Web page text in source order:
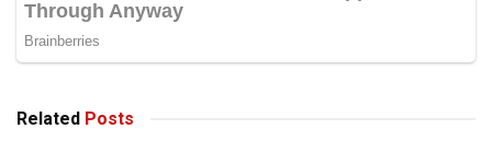
Related Posts